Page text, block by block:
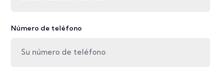
Número de teléfono